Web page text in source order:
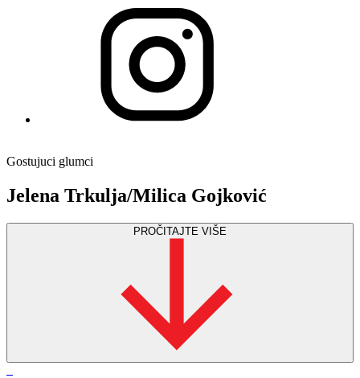
Gostujuci glumci
Jelena Trkulja/Milica Gojković
PROČITAJTE VIŠE